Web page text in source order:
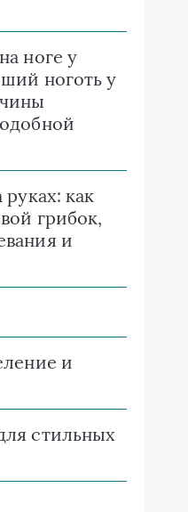
ноге у
ноготь у
как
грибок,
и
и
стильных